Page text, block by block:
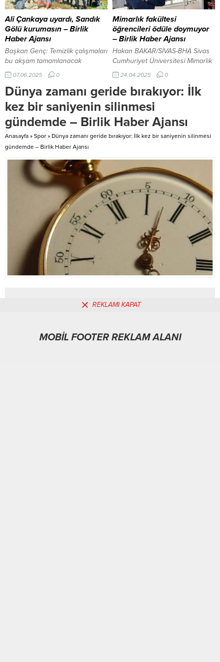
törenindeyürütülen çalışmalara
ilişkin basın mensuplarına
açıklamalarda bulunan Vali ve
Belediye Başkan Vekili Ekrem
Canalp; “Batman’ı çepeçevre...
üstlendiğini bildirdi. İletişim
Başkanı Altun, ABU’nun
faaliyetlerine başladığı
1960’lardan bu yana, dünyanın
hızla değişimlere, dönüşümlere
sahne olduğunu ifade ederek...
Ali Çankaya uyardı, Sandık
Gölü kurumasın – Birlik
Haber Ajansı
Başkan Genç: Temizlik çalışmaları
bu akşam tamamlanacak
TRABZON-BHA Bölgede yaşayan
vatandaşlarla yaptığımız
görüşmeler sonucunda bu
coşkun suların kısa süre sonra
boru ile alınarak Şalpazarı içme
suyuna ilave edileceğini
öğrendik. Su arıtma tesisi
yapıldığını oradaki suyun
Şalpazarı’na geleceğini ancak
ilave olarak Sandık gölü ve
Sandık Şelalesi‘ni oluşturan bu
coşkulu suların da...
07.06.2025 0
Mimarlık fakültesi
öğrencileri ödüle doymuyor
– Birlik Haber Ajansı
Hakan BAKAR/SİVAS-BHA Sivas
Cumhuriyet Üniversitesi Mimarlık
Bölümü dördüncü sınıf öğrencisi
yaptığı proje ile üçüncülük
ödülüne layık görüldü. Mimarlık,
Güzel Sanatlar Ve Tasarım
Fakültesi Dekanı Prof.Dr. Uğur
Tuztaşı’nın öğrencilerin eğitimi
yönünde ortaya koyduğu emek
ve çalışmalar meyvelerini
Şimşek: Birlik ve beraberliğimizi
daha da pekiştireceğiz Sivas
Cumhuriyet Üniversitesi...
24.04.2025 0
Dünya zamanı geride bırakıyor: İlk
kez bir saniyenin silinmesi
gündemde – Birlik Haber Ajansı
Anasayfa » Spor » Dünya zamanı geride bırakıyor: İlk kez bir saniyenin silinmesi
gündemde – Birlik Haber Ajansı
REKLAMI KAPAT
MOBİL FOOTER REKLAM ALANI